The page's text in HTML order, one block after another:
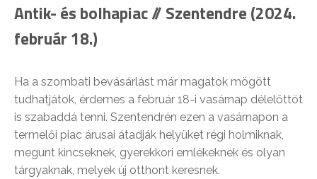
Antik- és bolhapiac // Szentendre (2024.
február 18.)
Ha a szombati bevásárlást már magatok mögött
tudhatjátok, érdemes a február 18-i vasárnap délelőttöt
is szabaddá tenni. Szentendrén ezen a vasárnapon a
termelői piac árusai átadják helyüket régi holmiknak,
megunt kincseknek, gyerekkori emlékeknek és olyan
tárgyaknak, melyek új otthont keresnek.